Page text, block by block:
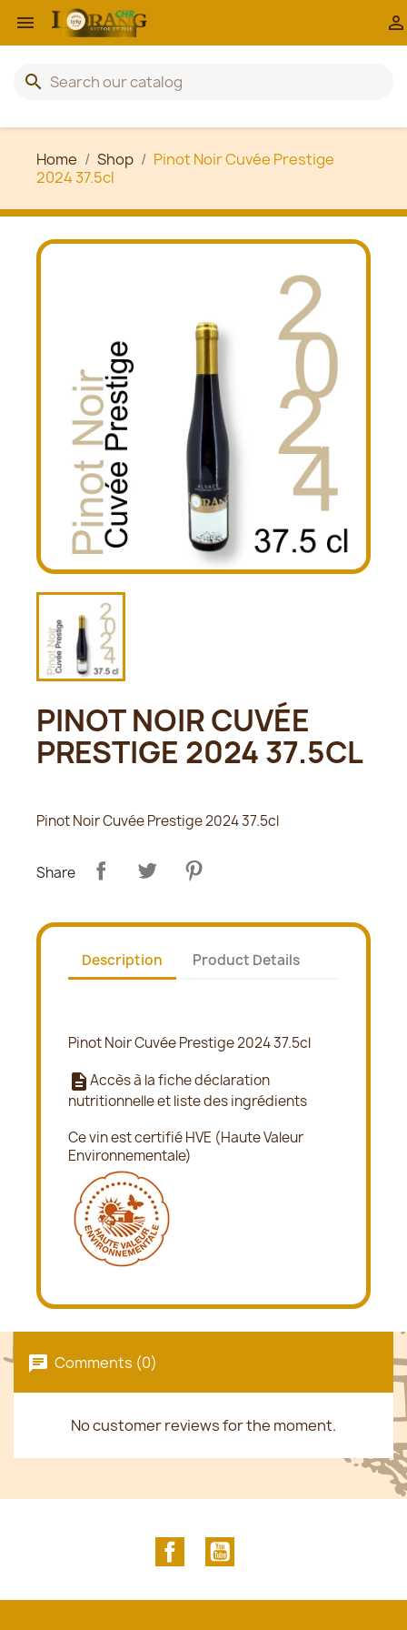
 
search
Home Shop
Pinot Noir Cuvée Prestige
2024 37.5cl
PINOT NOIR CUVÉE
PRESTIGE 2024 37.5CL
Pinot Noir Cuvée Prestige 2024 37.5cl
Share
Description Product Details
Pinot Noir Cuvée Prestige 2024 37.5cl
descriptionAccès à la fiche déclaration
nutritionnelle et liste des ingrédients
Ce vin est certifié HVE (Haute Valeur
Environnementale)
Comments (0)
No customer reviews for the moment.
Facebook